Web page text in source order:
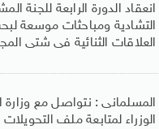
انعقاد الدورة الرابعة للجنة
التشادية ومباحثات موسعة
العلاقات الثنائية فى شتى
المسلمانى : نتواصل مع وزارة
الوزراء لمتابعة ملف التحويلات